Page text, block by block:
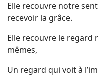
Elle recouvre notre
recevoir la grâce.
Elle recouvre le regard
mêmes,
Un regard qui voit à